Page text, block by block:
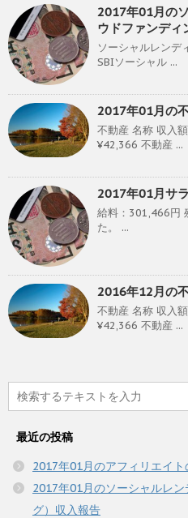
2017年01月の
ウドファンディ
ソーシャルレンデ
SBIソーシャル ...
2017年01月の
不動産 名称 収入
¥42,366 不動産 ...
2017年01月サ
給料：301,466円
た。 ...
2016年12月の
不動産 名称 収入
¥42,366 不動産 ...
最近の投稿
2017年01月のアフィリエイ
2017年01月のソーシャルレ
グ）収入報告